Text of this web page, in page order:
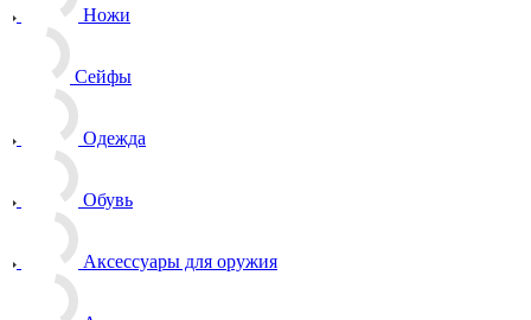
Ножи
Сейфы
Одежда
Обувь
Аксессуары для оружия